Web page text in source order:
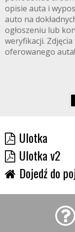
opisie auta i
auto na
ogłoszeniu lub
weryfikacji.
oferowanego auta!
Ulotka
Ulotka v2
Dojedź do